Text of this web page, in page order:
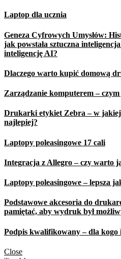
Laptop dla ucznia
Geneza Cyfrowych Umysłów:
jak powstała sztuczna
inteligencję AI?
Dlaczego warto kupić domową
Zarządzanie komputerem –
Drukarki etykiet Zebra – w
najlepiej?
Laptopy poleasingowe 17 cali
Integracja z Allegro – czy warto
Laptopy poleasingowe – lepsza
Podstawowe akcesoria do
pamiętać, aby wydruk był
Podpis kwalifikowany – dla kogo
Close